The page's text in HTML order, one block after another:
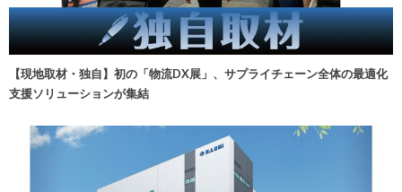
【現地取材・独自】初の「物流DX展」、サプライチェーン全体の最適化
支援ソリューションが集結